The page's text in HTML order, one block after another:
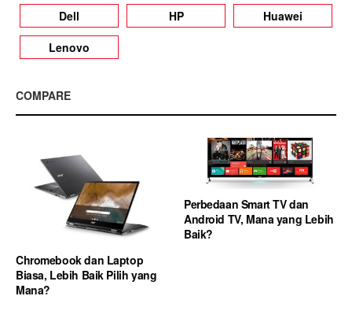
Dell
HP
Huawei
Lenovo
COMPARE
Chromebook dan Laptop
Biasa, Lebih Baik Pilih yang
Mana?
Perbedaan Smart TV dan
Android TV, Mana yang Lebih
Baik?